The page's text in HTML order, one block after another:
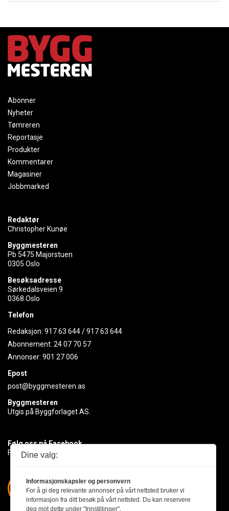
Abonner
Nyheter
Tømreren
Reportasje
Produkter
Kommentarer
Magasiner
Jobbmarked
Redaktør
Christopher Kunøe
Byggmesteren
Pb 5475 Majorstuen
0305 Oslo
Besøksadresse
Sørkedalsveien 9
0368 Oslo
Telefon
Redaksjon: 917 63 644/917 63 644
Abonnement: 24 07 70 57
Annonser: 901 27 006
Epost
post@byggmesteren.as
Byggmesteren
Utgis på Byggforlaget AS.
Følg oss på Facebook
Få med deg det siste innen byggebransjen
Dine valg:
Informasjonskapsler og personvern
For å gi deg relevante annonser på vårt nettsted bruker vi
informasjon fra ditt besøk på vårt nettsted. Du kan reservere
deg mot dette under "Innstillinger".